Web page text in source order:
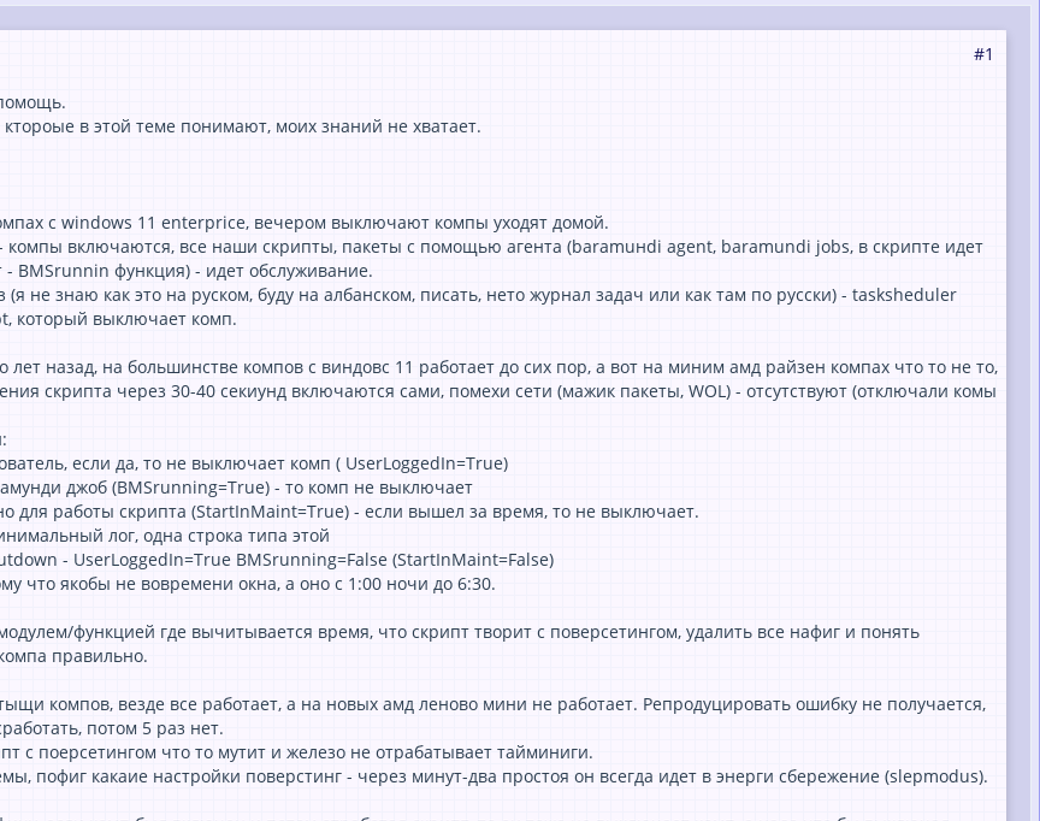
#1
в этой теме понимают, моих знаний не хватает.
с windows 11 enterprice, вечером выключают компы уходят домой.
компы включаются, все наши скрипты, пакеты с помощью агента (baramuнdi agent, baramundi jobs, в скрипте идет
- BMSrunnin функция) - идет обслуживание.
не знаю как это на руском, буду на албанском, писать, нето журнал задач или как там по русски) - tasksheduler
который выключает комп.
назад, на большинстве компов с виндовс 11 работает до сих пор, а вот на миним амд райзен компах что то не то,
скрипта через 30-40 секиунд включаются сами, помехи сети (мажик пакеты, WOL) - отсутствуют (отключали комы
если да, то не выключает комп ( UserLoggedIn=True)
джоб (BMSrunning=True) - то комп не выключает
для работы скрипта (StartInMaint=True) - если вышел за время, то не выключает.
лог, одна строка типа этой
- UserLoggedIn=True BMSrunning=False (StartInMaint=False)
что якобы не вовремени окна, а оно с 1:00 ночи до 6:30.
функцией где вычитывается время, что скрипт творит с поверсетингом, удалить все нафиг и понять
правильно.
компов, везде все работает, а на новых амд леново мини не работает. Репродуцировать ошибку не получается,
потом 5 раз нет.
с поерсетингом что то мутит и железо не отрабатывает тайминиги.
пофиг какаие настройки поверстинг - через минут-два простоя он всегда идет в энерги сбережение (slepmodus).